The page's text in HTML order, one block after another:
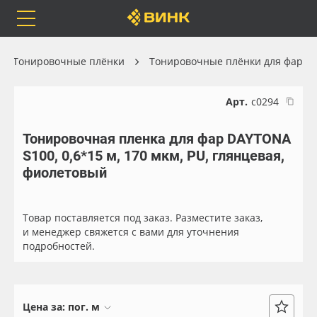
Каталог
Orafol
Бренды
Доставка
Весь каталог
Рулонные материалы
Самоклеящиеся плёнки
Листовые материалы
Тонировочные плёнки Тонировочные плёнки для фар
Арт. с0294
Тонировочная пленка для фар DAYTONA
S100, 0,6*15 м, 170 мкм, PU, глянцевая,
фиолетовый
Товар поставляется под заказ. Разместите заказ,
и менеджер свяжется с вами для уточнения
подробностей.
Цена за: пог. м